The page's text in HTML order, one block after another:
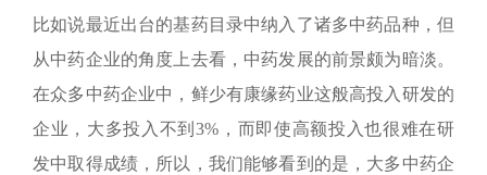
比如说最近出台的基药目录中纳入了诸多中药品种，但
从中药企业的角度上去看，中药发展的前景颇为暗淡。
在众多中药企业中，鲜少有康缘药业这般高投入研发的
企业，大多投入不到3% ，而即使高额投入也很难在研
发中取得成绩，所以，我们能够看到的是，大多中药企